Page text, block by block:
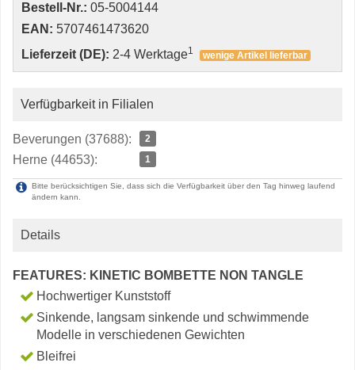
Bestell-Nr.: 05-5004144
EAN: 5707461473620
Lieferzeit (DE): 2-4 Werktage1 wenige Artikel lieferbar
Verfügbarkeit in Filialen
Beverungen (37688): 2
Herne (44653): 1
Bitte berücksichtigen Sie, dass sich die Verfügbarkeit über den Tag hinweg laufend
ändern kann.
Details
FEATURES: KINETIC BOMBETTE NON TANGLE
Hochwertiger Kunststoff
Sinkende, langsam sinkende und schwimmende
Modelle in verschiedenen Gewichten
Bleifrei